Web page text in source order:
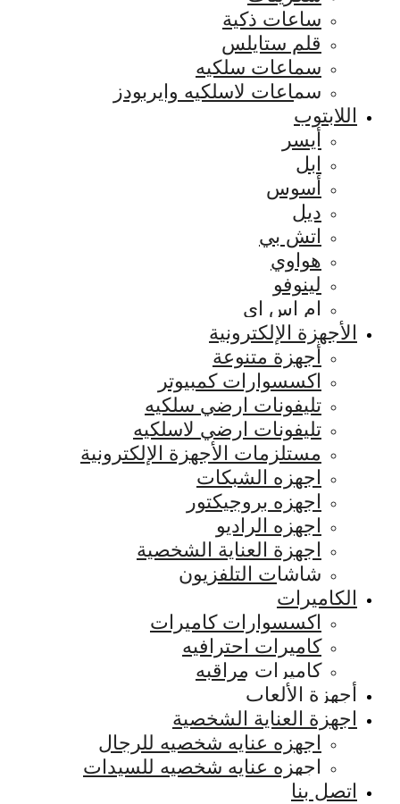
ساعات ذكية
قلم ستايلس
سماعات سلكيه
سماعات لاسلكيه وايربودز
اللابتوب
أيسر
ابل
أسوس
ديل
اتش بي
هواوي
لينوفو
ام اس اي
الأجهزة الإلكترونية
أجهزة متنوعة
اكسسوارات كمبيوتر
تليفونات ارضي سلكيه
تليفونات ارضي لاسلكيه
مستلزمات الأجهزة الإلكترونية
اجهزه الشبكات
اجهزه بروجيكتور
اجهزه الراديو
اجهزة العناية الشخصية
شاشات التلفزيون
الكاميرات
اكسسوارات كاميرات
كاميرات احترافيه
كاميرات مراقبه
أجهزة الألعاب
اجهزة العناية الشخصية
اجهزه عنايه شخصيه للرجال
اجهزه عنايه شخصيه للسيدات
اتصل بنا